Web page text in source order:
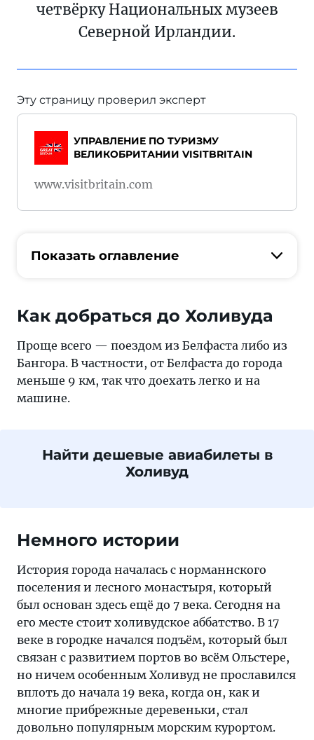
четвёрку Национальных музеев
Северной Ирландии.
Эту страницу проверил эксперт
УПРАВЛЕНИЕ ПО ТУРИЗМУ
ВЕЛИКОБРИТАНИИ VISITBRITAIN
www.visitbritain.com
Показать оглавление
Как добраться до Холивуда
Проще всего — поездом из Белфаста либо из
Бангора. В частности, от Белфаста до города
меньше 9 км, так что доехать легко и на
машине.
Найти дешевые авиабилеты в
Холивуд
Немного истории
История города началась с норманнского
поселения и лесного монастыря, который
был основан здесь ещё до 7 века. Сегодня на
его месте стоит холивудское аббатство. В 17
веке в городке начался подъём, который был
связан с развитием портов во всём Ольстере,
но ничем особенным Холивуд не прославился
вплоть до начала 19 века, когда он, как и
многие прибрежные деревеньки, стал
довольно популярным морским курортом.